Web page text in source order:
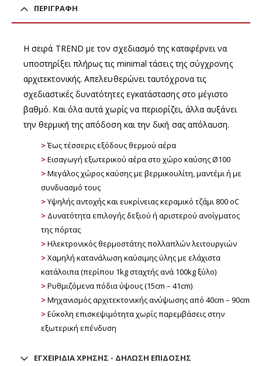
ΠΕΡΙΓΡΑΦΉ
Η σειρά TREND με τον σχεδιασμό της καταφέρνει να
υποστηρίξει πλήρως τις minimal τάσεις της σύγχρονης
αρχιτεκτονικής. Απελευθερώνει ταυτόχρονα τις
σχεδιαστικές δυνατότητες εγκατάστασης στο μέγιστο
βαθμό. Και όλα αυτά χωρίς να περιορίζει, άλλα αυξάνει
την θερμική της απόδοση και την δική σας απόλαυση.
>Έως τέσσερις εξόδους θερμού αέρα
>Εισαγωγή εξωτερικού αέρα στο χώρο καύσης Ø100
>Μεγάλος χώρος καύσης με βερμικουλίτη, μαντέμι ή με
συνδυασμό τους
>Υψηλής αντοχής και ευκρίνειας κεραμικό τζάμι 800 oC
>Δυνατότητα επιλογής δεξιού ή αριστερού ανοίγματος
της πόρτας
>Ηλεκτρονικός θερμοστάτης πολλαπλών λειτουργιών
>Χαμηλή κατανάλωση καύσιμης ύλης με ελάχιστα
κατάλοιπα (περίπου 1kg σταχτής ανά 100kg ξύλο)
>Ρυθμιζόμενα πόδια ύψους (15cm – 41cm)
>Μηχανισμός αρχιτεκτονικής ανύψωσης από 40cm – 90cm
>Εύκολη επισκεψιμότητα χωρίς παρεμβάσεις στην
εξωτερική επένδυση
ΕΓΧΕΙΡΊΔΙΑ ΧΡΉΣΗΣ - ΔΉΛΩΣΗ ΕΠΊΔΟΣΗΣ